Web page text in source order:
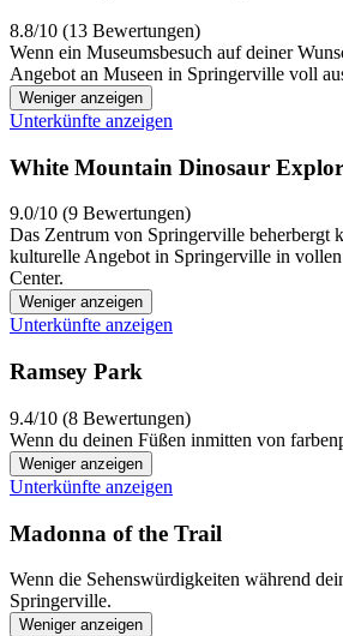
8.8/10 (13 Bewertungen)
Wenn ein Museumsbesuch auf deiner
Angebot an Museen in Springerville voll
Weniger anzeigen
Unterkünfte anzeigen
White Mountain Dinosaur
9.0/10 (9 Bewertungen)
Das Zentrum von Springerville beherbergt
kulturelle Angebot in Springerville in
Center.
Weniger anzeigen
Unterkünfte anzeigen
Ramsey Park
9.4/10 (8 Bewertungen)
Wenn du deinen Füßen inmitten von
Weniger anzeigen
Unterkünfte anzeigen
Madonna of the Trail
Wenn die Sehenswürdigkeiten während
Springerville.
Weniger anzeigen